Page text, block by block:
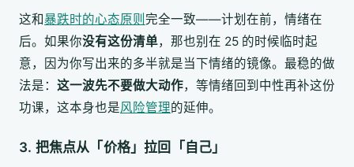
这和暴跌时的心态原则 完全一致——计划在前，情绪在
后。如果你没有这份清单，那也别在 25 的时候临时起
意，因为你写出来的多半就是当下情绪的镜像。最稳的做
法是： 这一波先不要做大动作，等情绪回到中性再补这份
功课，这本身也是风险管理的延伸。
3. 把焦点从「价格」拉回「自己」